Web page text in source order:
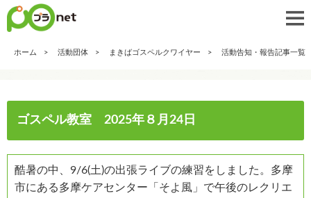
ホーム 活動団体 まきばゴスペルクワイヤー 活動告知・報告記事一覧
ゴスペル教室 2025年８月24日
酷暑の中、9/6(土)の出張ライブの練習をしました。多摩
市にある多摩ケアセンター「そよ風」で午後のレクリエ